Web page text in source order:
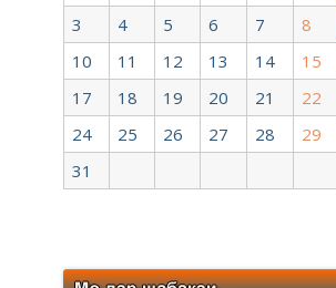
3
4 5 6 7 8
10
11 12 13 14 15
17
18 19 20 21 22
24
25 26 27 28 29
31